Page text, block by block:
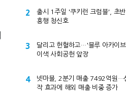
2
출시 1주일 '쿠키런 크럼블', 초반
흥행 청신호
3
달리고 헌혈하고…'블루 아카이
이색 사회공헌 앞장
4
넷마블, 2분기 매출 7492억원…
작 효과에 해외 매출 비중 증가